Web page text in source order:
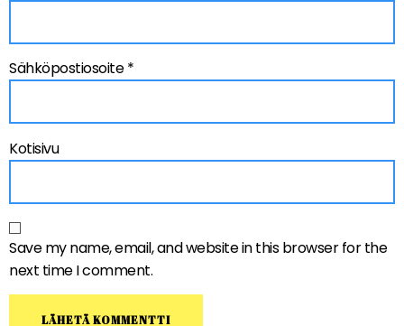
Sähköpostiosoite*
Kotisivu
Save my name, email, and website in this browser for the
next time I comment.